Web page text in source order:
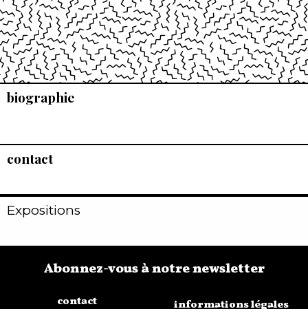
biographie
contact
Expositions
contact
Abonnez-vous à notre newsletter
informations légales